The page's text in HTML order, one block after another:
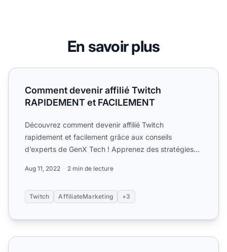
En savoir plus
Comment devenir affilié Twitch RAPIDEMENT et
Comment devenir affilié Twitch
RAPIDEMENT et FACILEMENT
Découvrez comment devenir affilié Twitch
rapidement et facilement grâce aux conseils
d’experts de GenX Tech ! Apprenez des stratégies
Aug 11, 2022 2 min de lecture
Twitch AffiliateMarketing +3
Marketing d'affiliation YouTube pour les débutants